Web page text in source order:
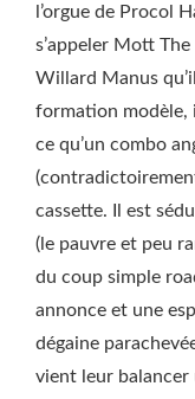
l’orgue de Procol
s’appeler Mott
Willard Manus
formation modèle,
ce qu’un combo
cassette. Il est
(le pauvre et peu
du coup simple
annonce et une
dégaine
vient leur balancer